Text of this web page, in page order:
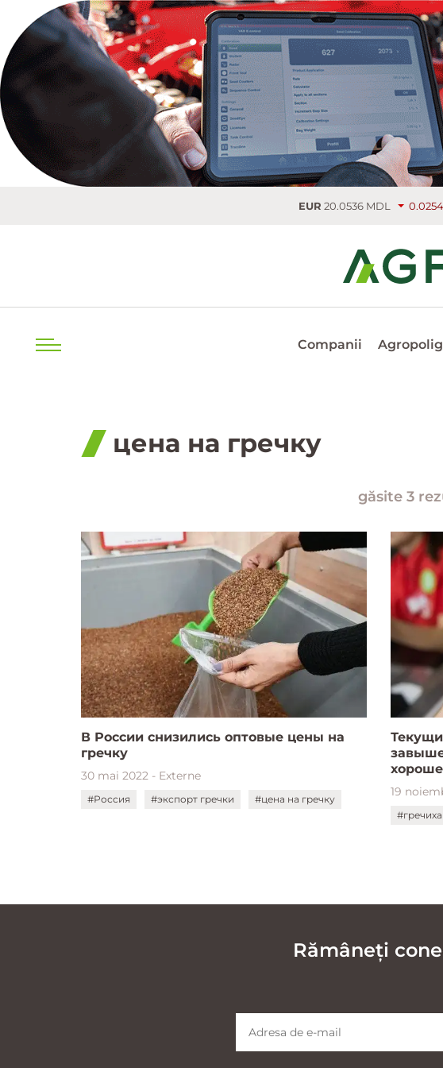
20.0536 MDL 0.0254
Companii
цена на гречку
găsite 3
В России снизились оптовые цены на
гречку
30 mai 2022 - Externe
#Россия #экспорт гречки #цена на гречку
19
#гречиха
Rămâneți